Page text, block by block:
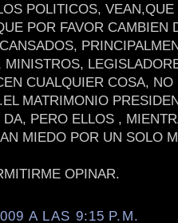
POLITICOS, VEAN,QUE
POR FAVOR CAMBIEN
MINISTROS,
CUALQUIER COSA, NO
MATRIMONIO
PERO ELLOS ,
MIEDO POR UN SOLO
OPINAR.
A LAS 9:15 P.M.